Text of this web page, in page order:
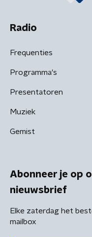
Radio
Frequenties
Programma's
Presentatoren
Muziek
Gemist
Abonneer je op
nieuwsbrief
Elke zaterdag het
mailbox